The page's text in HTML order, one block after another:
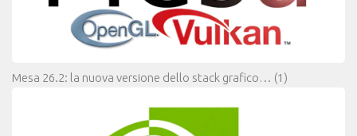
Mesa 26.2: la nuova versione dello stack grafico… (1)